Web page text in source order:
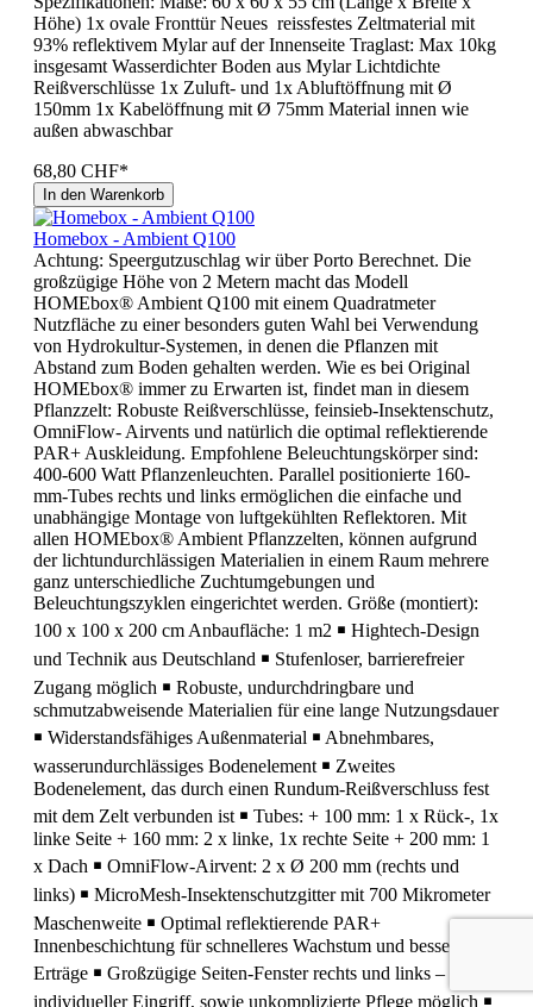
Höhe) 1x ovale Fronttür Neues reissfestes Zeltmaterial mit
93% reflektivem Mylar auf der Innenseite Traglast: Max 10kg
insgesamt Wasserdichter Boden aus Mylar Lichtdichte
Reißverschlüsse 1x Zuluft- und 1x Abluftöffnung mit Ø
150mm 1x Kabelöffnung mit Ø 75mm Material innen wie
außen abwaschbar
68,80 CHF*
In den Warenkorb
Homebox - Ambient Q100
Achtung: Speergutzuschlag wir über Porto Berechnet. Die
großzügige Höhe von 2 Metern macht das Modell
HOMEbox® Ambient Q100 mit einem Quadratmeter
Nutzfläche zu einer besonders guten Wahl bei Verwendung
von Hydrokultur-Systemen, in denen die Pflanzen mit
Abstand zum Boden gehalten werden. Wie es bei Original
HOMEbox® immer zu Erwarten ist, findet man in diesem
Pflanzzelt: Robuste Reißverschlüsse, feinsieb-Insektenschutz,
OmniFlow- Airvents und natürlich die optimal reflektierende
PAR+ Auskleidung. Empfohlene Beleuchtungskörper sind:
400-600 Watt Pflanzenleuchten. Parallel positionierte 160-
mm-Tubes rechts und links ermöglichen die einfache und
unabhängige Montage von luftgekühlten Reflektoren. Mit
allen HOMEbox® Ambient Pflanzzelten, können aufgrund
der lichtundurchlässigen Materialien in einem Raum mehrere
ganz unterschiedliche Zuchtumgebungen und
Beleuchtungszyklen eingerichtet werden. Größe (montiert):
100 x 100 x 200 cm Anbaufläche: 1 m2 ￭ Hightech-Design
und Technik aus Deutschland ￭ Stufenloser, barrierefreier
Zugang möglich ￭ Robuste, undurchdringbare und
schmutzabweisende Materialien für eine lange Nutzungsdauer
￭ Widerstandsfähiges Außenmaterial ￭ Abnehmbares,
wasserundurchlässiges Bodenelement ￭ Zweites
Bodenelement, das durch einen Rundum-Reißverschluss fest
mit dem Zelt verbunden ist ￭ Tubes: + 100 mm: 1 x Rück-, 1x
linke Seite + 160 mm: 2 x linke, 1x rechte Seite + 200 mm: 1
x Dach ￭ OmniFlow-Airvent: 2 x Ø 200 mm (rechts und
links) ￭ MicroMesh-Insektenschutzgitter mit 700 Mikrometer
Maschenweite ￭ Optimal reflektierende PAR+
Innenbeschichtung für schnelleres Wachstum und bessere
Erträge ￭ Großzügige Seiten-Fenster rechts und links –
individueller Eingriff, sowie unkomplizierte Pflege möglich ￭